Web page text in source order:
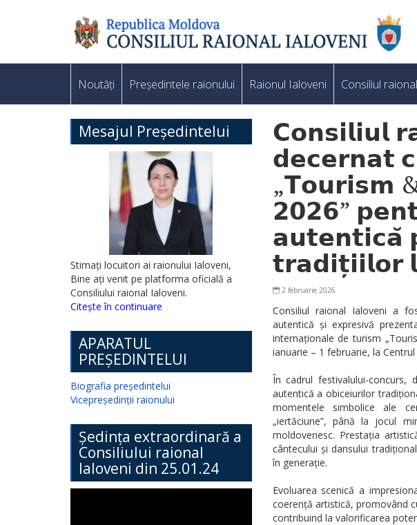
Noutăți Președintele raionului Raionul Ialoveni Consiliul raional
Mesajul Președintelui
Stimați locuitori ai raionului Ialoveni,
Bine ați venit pe platforma oficială a
Consiliului raional Ialoveni.
Citește în continuare
APARATUL
PREȘEDINTELUI
Biografia președintelui
Vicepreședinții raionului
Ședința extraordinară a
Consiliului raional
Ialoveni din 25.01.24
𝗖𝗼𝗻𝘀𝗶𝗹𝗶𝘂𝗹
𝗱𝗲𝗰𝗲𝗿𝗻𝗮𝘁
„𝗧𝗼𝘂𝗿𝗶𝘀𝗺
𝟮𝟬𝟮𝟲”
𝗮𝘂𝘁𝗲𝗻𝘁𝗶𝗰𝗮̆
𝘁𝗿𝗮𝗱𝗶𝘁̦𝗶𝗶𝗹𝗼𝗿
2 februarie 2026
Consiliul raional Ialoveni a
autentică și expresivă
internaționale de turism
ianuarie – 1 februarie, la
În cadrul festivalului-concurs,
autentică a obiceiurilor
momentele simbolice ale
„iertăciune”, până la jocul
moldovenesc. Prestația
cântecului și dansului
în generație.
Evoluarea scenică a
coerență artistică, promovând
contribuind la valorificarea